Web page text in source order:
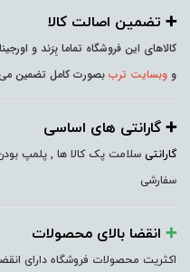
➕️ تضمین اصالت کالا
کالاهای این فروشگاه تماما بِرَند و
و وبسایت ترب بصورت کامل تضمین
➕️ گارانتی های اساسی
گارانتی سلامت پک کالا ها , پلمپ
سفارشی
➕️ انقضا بالای محصولات
اکثریت محصولات فروشگاه دارای انقضا